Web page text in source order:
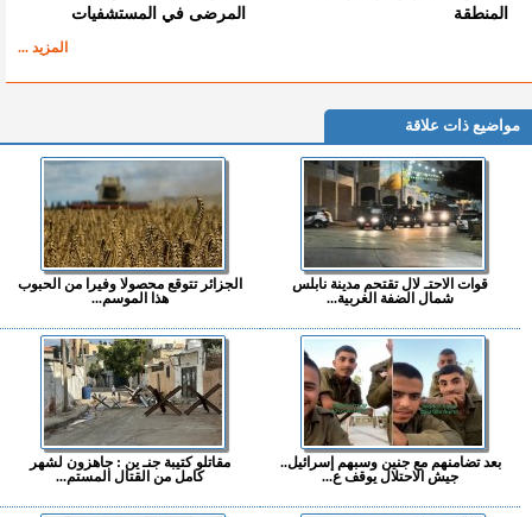
المنطقة
المرضى في المستشفيات
المزيد ...
مواضيع ذات علاقة
قوات الاحتـ لال تقتحم مدينة نابلس
شمال الضفة الغربية...
الجزائر تتوقع محصولا وفيرا من الحبوب
هذا الموسم...
بعد تضامنهم مع جنين وسبهم إسرائيل..
جيش الاحتلال يوقف ع...
مقاتلو كتيبة جنـ ين : جاهزون لشهر
كامل من القتال المستم...